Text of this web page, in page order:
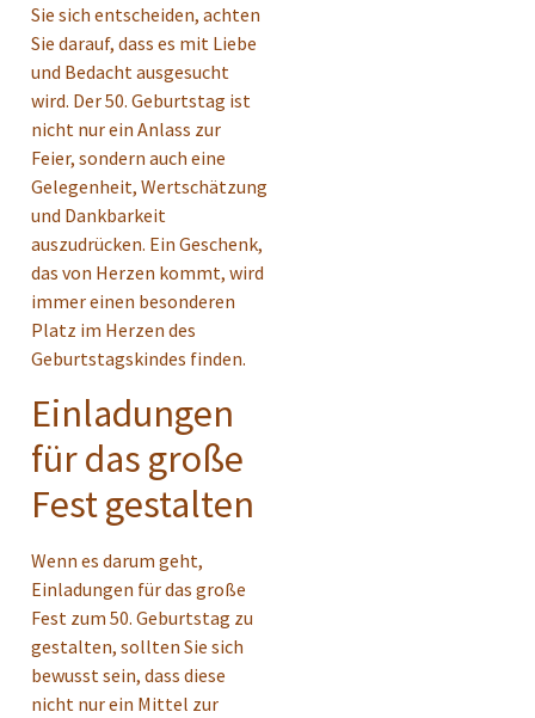
Sie sich entscheiden, achten
Sie darauf, dass es mit Liebe
und Bedacht ausgesucht
wird. Der 50. Geburtstag ist
nicht nur ein Anlass zur
Feier, sondern auch eine
Gelegenheit, Wertschätzung
und Dankbarkeit
auszudrücken. Ein Geschenk,
das von Herzen kommt, wird
immer einen besonderen
Platz im Herzen des
Geburtstagskindes finden.
Einladungen
für das große
Fest gestalten
Wenn es darum geht,
Einladungen für das große
Fest zum 50. Geburtstag zu
gestalten, sollten Sie sich
bewusst sein, dass diese
nicht nur ein Mittel zur